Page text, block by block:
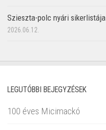
Szieszta-polc nyári sikerlistája
2026.06.12.
LEGUTÓBBI BEJEGYZÉSEK
100 éves Micimackó